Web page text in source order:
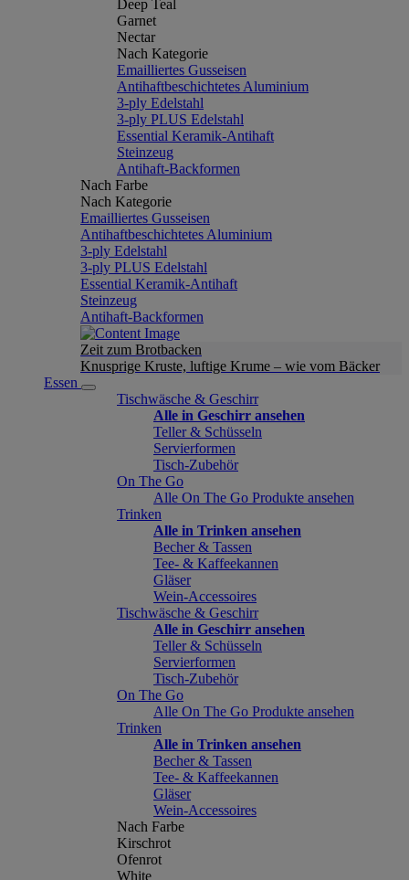
Deep Teal
Garnet
Nectar
Nach Kategorie
Emailliertes Gusseisen
Antihaftbeschichtetes Aluminium
3-ply Edelstahl
3-ply PLUS Edelstahl
Essential Keramik-Antihaft
Steinzeug
Antihaft-Backformen
Nach Farbe
Nach Kategorie
Emailliertes Gusseisen
Antihaftbeschichtetes Aluminium
3-ply Edelstahl
3-ply PLUS Edelstahl
Essential Keramik-Antihaft
Steinzeug
Antihaft-Backformen
Zeit zum Brotbacken
Knusprige Kruste, luftige Krume – wie vom Bäcker
Essen
Tischwäsche & Geschirr
Alle in Geschirr ansehen
Teller & Schüsseln
Servierformen
Tisch-Zubehör
On The Go
Alle On The Go Produkte ansehen
Trinken
Alle in Trinken ansehen
Becher & Tassen
Tee- & Kaffeekannen
Gläser
Wein-Accessoires
Tischwäsche & Geschirr
Alle in Geschirr ansehen
Teller & Schüsseln
Servierformen
Tisch-Zubehör
On The Go
Alle On The Go Produkte ansehen
Trinken
Alle in Trinken ansehen
Becher & Tassen
Tee- & Kaffeekannen
Gläser
Wein-Accessoires
Nach Farbe
Kirschrot
Ofenrot
White